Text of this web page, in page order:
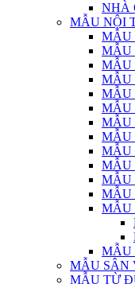
NHÀ
MẪU NỘI
MẪU
MẪU
MẪU
MẪU
MẪU
MẪU
MẪU
MẪU
MẪU
MẪU
MẪU
MẪU
MẪU
MẪU
MẪU SÂN
MẪU TỪ